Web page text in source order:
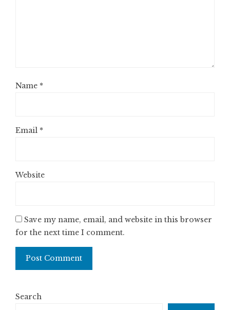
Name *
Email *
Website
Save my name, email, and website in this browser
for the next time I comment.
Search